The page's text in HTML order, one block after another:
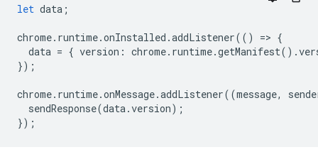
let data ;
chrome. runtime.onInstalled .addListener(() => {
data = { version : chrome. runtime.getManifest().
});
chrome. runtime.onMessage.addListener((message,
sendResponse(data.version);
});